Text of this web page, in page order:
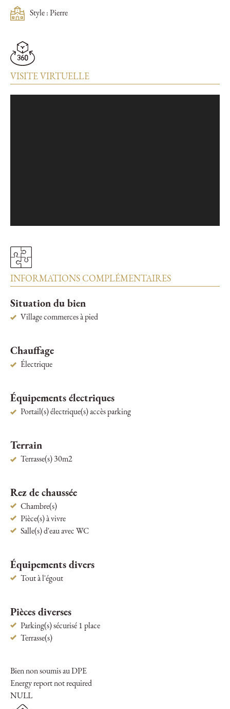
Style : Pierre
VISITE VIRTUELLE
INFORMATIONS COMPLÉMENTAIRES
Situation du bien
Village commerces à pied
Chauffage
Électrique
Équipements électriques
Portail(s) électrique(s) accès parking
Terrain
Terrasse(s) 30m2
Rez de chaussée
Chambre(s)
Pièce(s) à vivre
Salle(s) d'eau avec WC
Équipements divers
Tout à l'égout
Pièces diverses
Parking(s) sécurisé 1 place
Terrasse(s)
Bien non soumis au DPE
Energy report not required
NULL